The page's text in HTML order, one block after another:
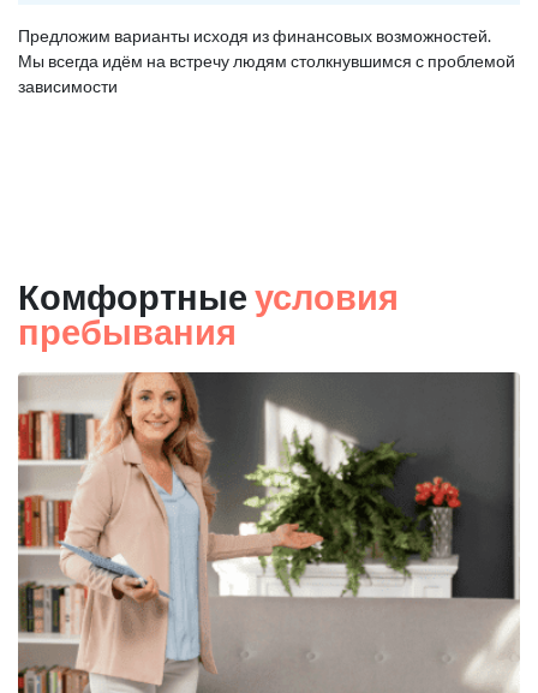
Предложим варианты исходя из финансовых возможностей.
Мы всегда идём на встречу людям столкнувшимся с проблемой
зависимости
Комфортные условия
пребывания